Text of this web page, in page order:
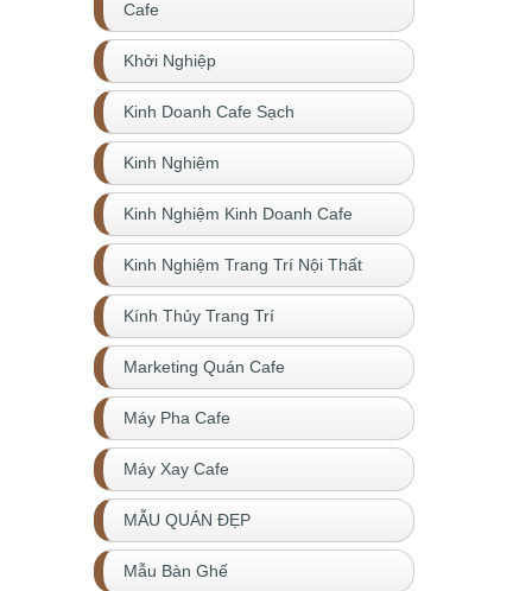
Cafe
Khởi Nghiệp
Kinh Doanh Cafe Sạch
Kinh Nghiệm
Kinh Nghiệm Kinh Doanh Cafe
Kinh Nghiệm Trang Trí Nội Thất
Kính Thủy Trang Trí
Marketing Quán Cafe
Máy Pha Cafe
Máy Xay Cafe
MẪU QUÁN ĐẸP
Mẫu Bàn Ghế